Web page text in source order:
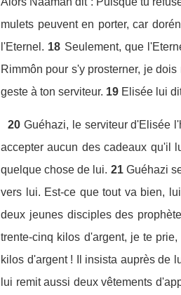
mulets peuvent en porter, car
l'Eternel. 18 Seulement, que
Rimmôn pour s'y prosterner, je
geste à ton serviteur. 19 Elisée lui
20 Guéhazi, le serviteur d'Elisée
accepter aucun des cadeaux qu'il
quelque chose de lui. 21 Guéhazi
vers lui. Est-ce que tout va bien,
deux jeunes disciples des
trente-cinq kilos d'argent, je te
kilos d'argent ! Il insista auprès de
lui remit aussi deux vêtements